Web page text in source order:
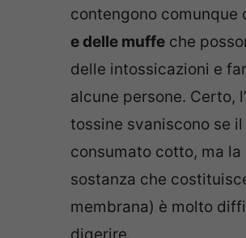
contengono comunque
e delle muffe che
delle intossicazioni e
alcune persone. Certo,
tossine svaniscono se
consumato cotto, ma la
sostanza che
membrana) è molto
digerire.